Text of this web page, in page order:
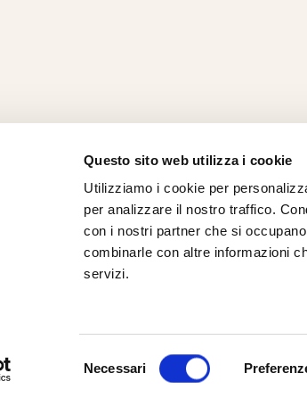
Questo sito web utilizza i cookie
Utilizziamo i cookie per
per analizzare il nostro traffico.
con i nostri partner che si
combinarle con altre informazioni
servizi.
Necessari
CHI SIAMO
CONTATTI
162 srl – P.I. 04522410408 – Via Soardi 5, 47921 – Rimini (RN)
da SUNTIMES